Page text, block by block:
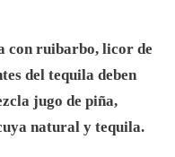
con ruibarbo, licor de
del tequila deben
jugo de piña,
natural y tequila.